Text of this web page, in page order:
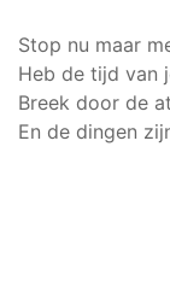
Stop nu maar
Heb de tijd van
Breek door de
En de dingen